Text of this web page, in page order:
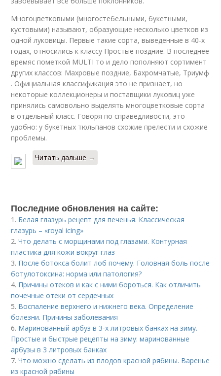
Многоцветковыми (многостебельными, букетными,
кустовыми) называют, образующие несколько цветков из
одной луковицы. Первые такие сорта, выведенные в 40-х
годах, относились к классу Простые поздние. В последнее
времяс пометкой MULTI то и дело пополняют сортимент
других классов: Махровые поздние, Бахромчатые, Триумф
. Официальная классификация это не признает, но
некоторые коллекционеры и поставщики луковиц уже
принялись самовольно выделять многоцветковые сорта
в отдельный класс. Говоря по справедливости, это
удобно: у букетных тюльпанов схожие прелести и схожие
проблемы.
Читать дальше →
Последние обновления на сайте:
1. Белая глазурь рецепт для печенья. Классическая
глазурь – «royal icing»
2.Что делать с морщинами под глазами. Контурная
пластика для кожи вокруг глаз
3. После ботокса болит лоб почему. Головная боль после
ботулотоксина: норма или патология?
4. Причины отеков и как с ними бороться. Как отличить
почечные отеки от сердечных
5. Воспаление верхнего и нижнего века. Определение
болезни. Причины заболевания
6. Маринованный арбуз в 3-х литровых банках на зиму.
Простые и быстрые рецепты на зиму: маринованные
арбузы в 3 литровых банках
7.Что можно сделать из плодов красной рябины. Варенье
из красной рябины